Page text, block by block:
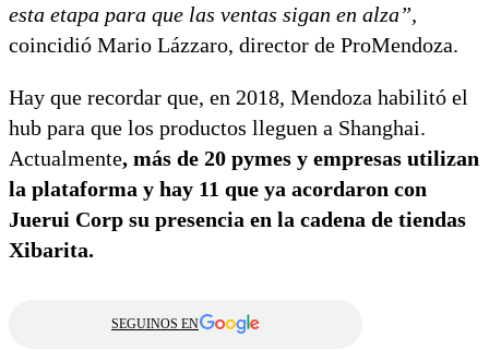
esta etapa para que las ventas sigan en alza”,
coincidió Mario Lázzaro, director de ProMendoza.
Hay que recordar que, en 2018, Mendoza habilitó el
hub para que los productos lleguen a Shanghai.
Actualmente, más de 20 pymes y empresas utilizan
la plataforma y hay 11 que ya acordaron con
Juerui Corp su presencia en la cadena de tiendas
Xibarita.
SEGUINOS EN